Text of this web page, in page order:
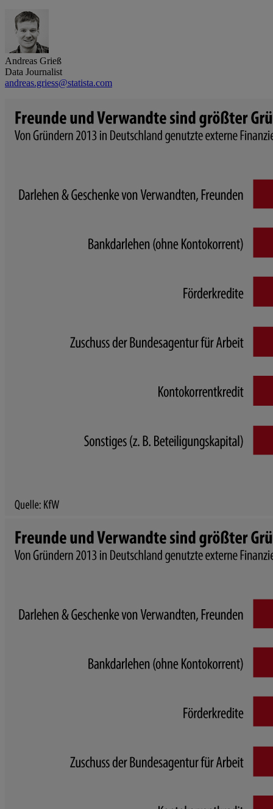
Andreas Grieß
Data Journalist
andreas.griess@statista.com